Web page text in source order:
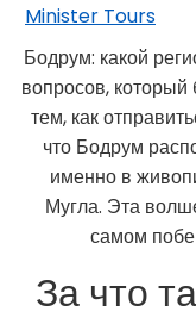
Minister Tours
Бодрум: какой
вопросов, который
тем, как
что Бодрум
именно в
Мугла. Эта
самом
За что